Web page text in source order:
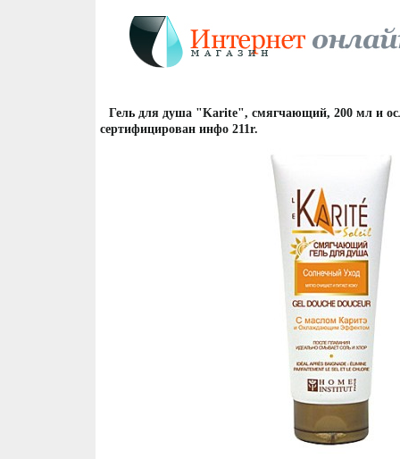
Гель для душа "Karite", смягчающий, 200 мл и
сертифицирован инфо 211r.